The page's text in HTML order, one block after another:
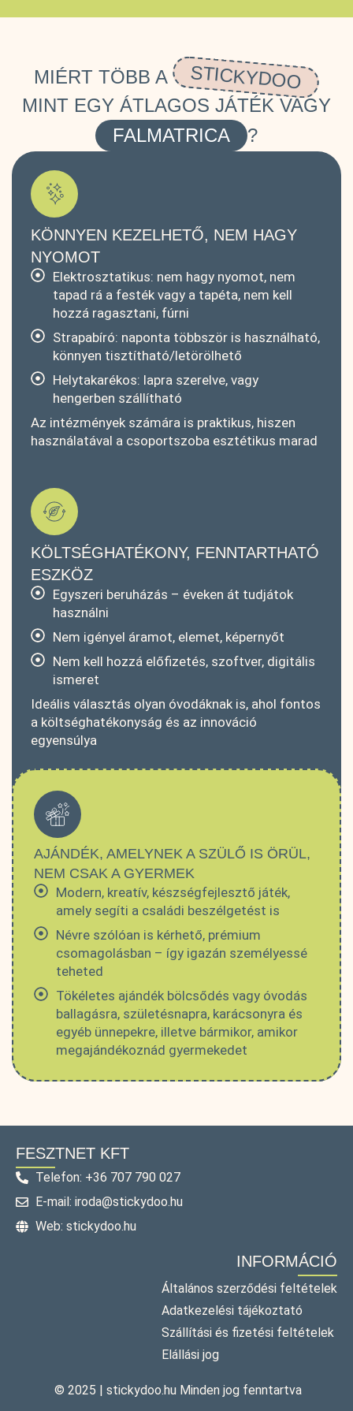
MIÉRT TÖBB A STICKYDOO
MINT EGY ÁTLAGOS JÁTÉK VAGY
FALMATRICA
?
KÖNNYEN KEZELHETŐ, NEM HAGY
NYOMOT
Elektrosztatikus: nem hagy nyomot, nem
tapad rá a festék vagy a tapéta, nem kell
hozzá ragasztani, fúrni
Strapabíró: naponta többször is használható,
könnyen tisztítható/letörölhető
Helytakarékos: lapra szerelve, vagy
hengerben szállítható
Az intézmények számára is praktikus, hiszen
használatával a csoportszoba esztétikus marad
KÖLTSÉGHATÉKONY, FENNTARTHATÓ
ESZKÖZ
Egyszeri beruházás – éveken át tudjátok
használni
Nem igényel áramot, elemet, képernyőt
Nem kell hozzá előfizetés, szoftver, digitális
ismeret
Ideális választás olyan óvodáknak is, ahol fontos
a költséghatékonyság és az innováció
egyensúlya
AJÁNDÉK, AMELYNEK A SZÜLŐ IS ÖRÜL,
NEM CSAK A GYERMEK
Modern, kreatív, készségfejlesztő játék,
amely segíti a családi beszélgetést is
Névre szólóan is kérhető, prémium
csomagolásban – így igazán személyessé
teheted
Tökéletes ajándék bölcsődés vagy óvodás
ballagásra, születésnapra, karácsonyra és
egyéb ünnepekre, illetve bármikor, amikor
megajándékoznád gyermekedet
FESZTNET KFT
Telefon: +36 707 790 027
E-mail: iroda@stickydoo.hu
Web: stickydoo.hu
INFORMÁCIÓ
Általános szerződési feltételek
Adatkezelési tájékoztató
Szállítási és fizetési feltételek
Elállási jog
© 2025 | stickydoo.hu Minden jog fenntartva